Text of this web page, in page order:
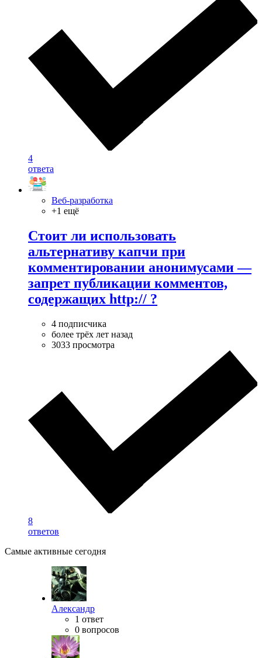
4
ответа
Веб-разработка
+1 ещё
Стоит ли использовать
альтернативу капчи при
комментировании анонимусами —
запрет публикации комментов,
содержащих http:// ?
4 подписчика
более трёх лет назад
3033 просмотра
8
ответов
Самые активные сегодня
Александр
1 ответ
0 вопросов